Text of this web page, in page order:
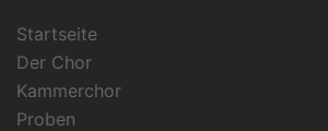
Startseite
Der Chor
Kammerchor
Proben